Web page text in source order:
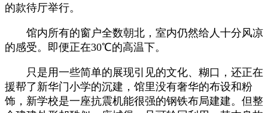
的款待厅举行。
馆内所有的窗户全数朝北，室内仍然给人十分风凉
的感受。即便正在30℃的高温下。
只是用一些简单的展现引见的文化、糊口，还正在
援帮了新华门小学的沉建，馆里没有奢华的布设和粉
饰，新学校是一座抗震机能很强的钢铁布局建建。但整